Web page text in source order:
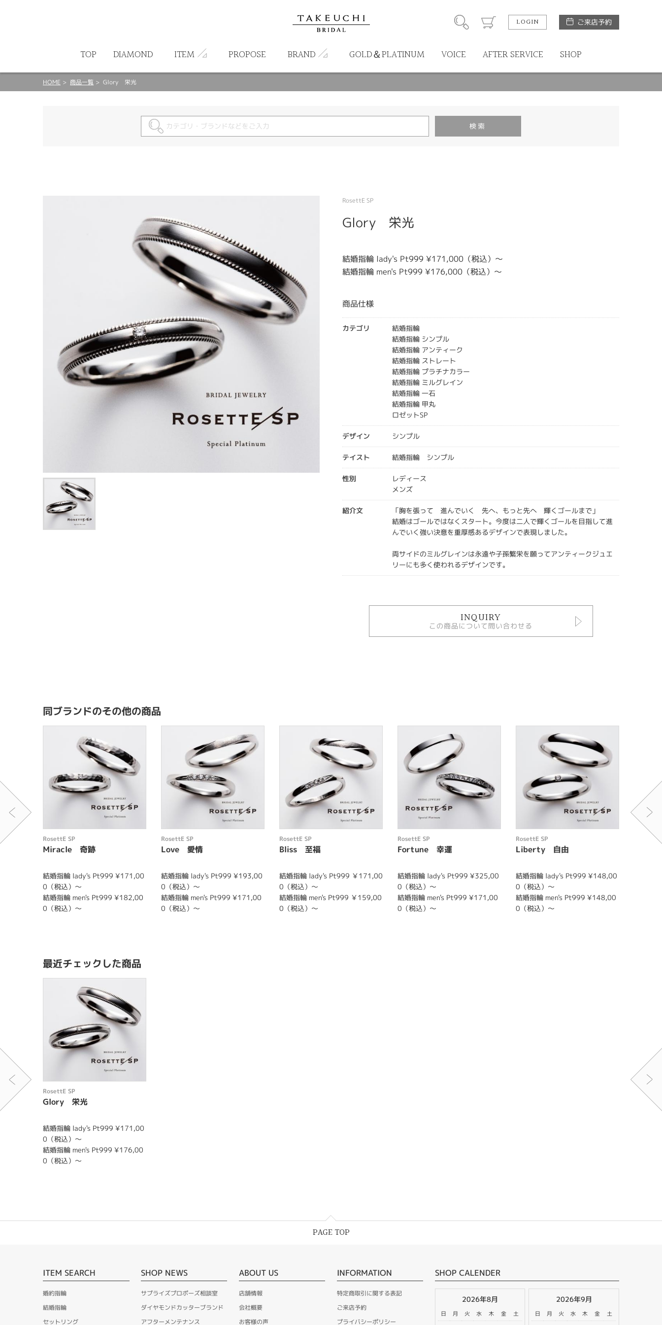
LOGIN ご来店予約
TOP DIAMOND ITEM PROPOSE BRAND GOLD＆PLATINUM VOICE AFTER SERVICE SHOP
HOME 商品一覧 Glory 栄光
RosettE SP
Glory 栄光
結婚指輪 lady's Pt999 ¥171,000（税込）～
結婚指輪 men's Pt999 ¥176,000（税込）～
商品仕様
カテゴリ
結婚指輪
結婚指輪 シンプル
結婚指輪 アンティーク
結婚指輪 ストレート
結婚指輪 プラチナカラー
結婚指輪 ミルグレイン
結婚指輪 一石
結婚指輪 甲丸
ロゼットSP
デザイン シンプル
テイスト 結婚指輪 シンプル
性別
レディース
メンズ
紹介文
「胸を張って 進んでいく 先へ、もっと先へ 輝くゴールまで」
結婚はゴールではなくスタート。今度は二人で輝くゴールを目指して進
んでいく強い決意を重厚感あるデザインで表現しました。
両サイドのミルグレインは永遠や子孫繁栄を願ってアンティークジュエ
リーにも多く使われるデザインです。
INQUIRY
この商品について問い合わせる
同ブランドのその他の商品
RosettE SP
Miracle 奇跡
結婚指輪 lady's Pt999 ¥171,00
0（税込）～
結婚指輪 men's Pt999 ¥182,00
0（税込）～
RosettE SP
Love 愛情
結婚指輪 lady's Pt999 ¥193,00
0（税込）～
結婚指輪 men's Pt999 ¥171,00
0（税込）～
RosettE SP
Bliss 至福
結婚指輪 lady's Pt999 ￥171,00
0（税込）～
結婚指輪 men's Pt999 ￥159,00
0（税込）～
RosettE SP
Fortune 幸運
結婚指輪 lady's Pt999 ¥325,00
0（税込）～
結婚指輪 men's Pt999 ¥171,00
0（税込）～
RosettE SP
Liberty 自由
結婚指輪 lady's Pt999 ¥148,00
0（税込）～
結婚指輪 men's Pt999 ¥148,00
0（税込）～
RosettE
最近チェックした商品
RosettE SP
Glory 栄光
結婚指輪 lady's Pt999 ¥171,00
0（税込）～
結婚指輪 men's Pt999 ¥176,00
0（税込）～
PAGE TOP
ITEM SEARCH
婚約指輪
結婚指輪
セットリング
SHOP NEWS
サプライズプロポーズ相談室
ダイヤモンドカッターブランド
アフターメンテナンス
ABOUT US
店舗情報
会社概要
お客様の声
INFORMATION
特定商取引に関する表記
ご来店予約
プライバシーポリシー
SHOP CALENDER
2026年8月
日 月 火 水 木 金
土
2026年9月
日 月 火 水 木 金
土